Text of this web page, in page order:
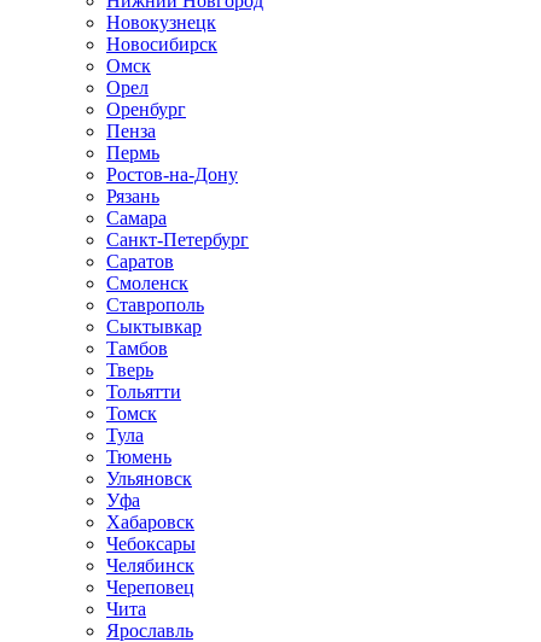
Новокузнецк
Новосибирск
Омск
Орел
Оренбург
Пенза
Пермь
Ростов-на-Дону
Рязань
Самара
Санкт-Петербург
Саратов
Смоленск
Ставрополь
Сыктывкар
Тамбов
Тверь
Тольятти
Томск
Тула
Тюмень
Ульяновск
Уфа
Хабаровск
Чебоксары
Челябинск
Череповец
Чита
Ярославль